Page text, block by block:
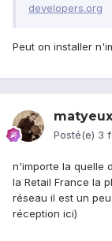
developers.org
Peut on installer
matyeux
Posté(e) 3
n'importe la quelle
la Retail France la
réseau il est un
réception ici)